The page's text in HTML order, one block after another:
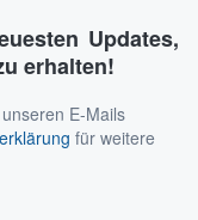
Updates,
erhalten!
E-Mails
für weitere